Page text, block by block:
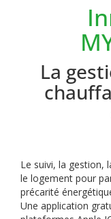
La
Le suivi, la gestion,
le logement pour
précarité
Une application